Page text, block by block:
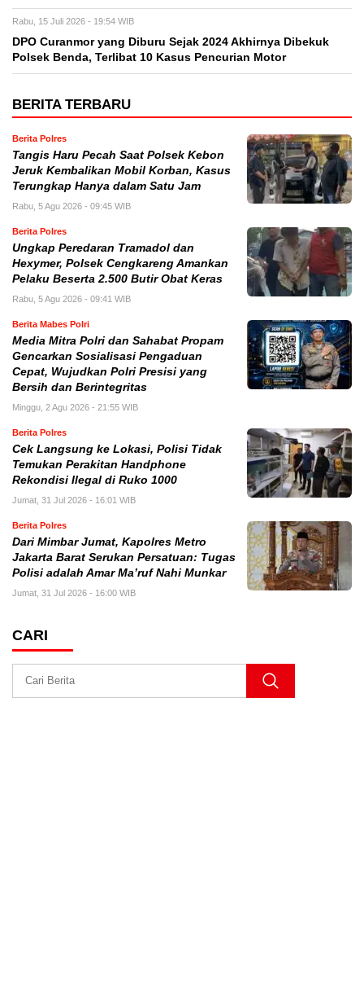
Rabu, 15 Juli 2026 - 19:54 WIB
DPO Curanmor yang Diburu Sejak 2024 Akhirnya Dibekuk
Polsek Benda, Terlibat 10 Kasus Pencurian Motor
BERITA TERBARU
Berita Polres
Tangis Haru Pecah Saat Polsek Kebon
Jeruk Kembalikan Mobil Korban, Kasus
Terungkap Hanya dalam Satu Jam
Rabu, 5 Agu 2026 - 09:45 WIB
Berita Polres
Ungkap Peredaran Tramadol dan
Hexymer, Polsek Cengkareng Amankan
Pelaku Beserta 2.500 Butir Obat Keras
Rabu, 5 Agu 2026 - 09:41 WIB
Berita Mabes Polri
Media Mitra Polri dan Sahabat Propam
Gencarkan Sosialisasi Pengaduan
Cepat, Wujudkan Polri Presisi yang
Bersih dan Berintegritas
Minggu, 2 Agu 2026 - 21:55 WIB
Berita Polres
Cek Langsung ke Lokasi, Polisi Tidak
Temukan Perakitan Handphone
Rekondisi Ilegal di Ruko 1000
Jumat, 31 Jul 2026 - 16:01 WIB
Berita Polres
Dari Mimbar Jumat, Kapolres Metro
Jakarta Barat Serukan Persatuan: Tugas
Polisi adalah Amar Ma’ruf Nahi Munkar
Jumat, 31 Jul 2026 - 16:00 WIB
CARI